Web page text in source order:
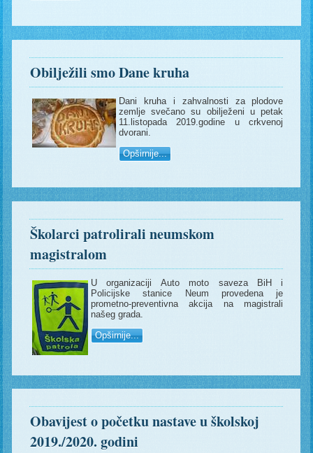
Obilježili smo Dane kruha
Dani kruha i zahvalnosti za plodove
zemlje svečano su obilježeni u petak
11.listopada 2019.godine u crkvenoj
dvorani.
Opširnije...
Školarci patrolirali neumskom
magistralom
U organizaciji Auto moto saveza BiH i
Policijske stanice Neum provedena je
prometno-preventivna akcija na magistrali
našeg grada.
Opširnije...
Obavijest o početku nastave u školskoj
2019./2020. godini